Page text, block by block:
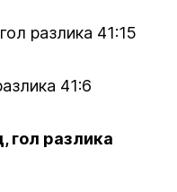
разлика 41:15
41:6
гол разлика